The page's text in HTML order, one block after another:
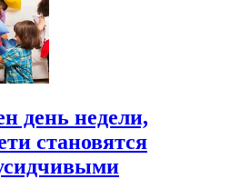
день недели,
становятся